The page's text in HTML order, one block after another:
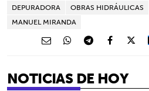
DEPURADORA
OBRAS HIDRÁULICAS
MANUEL MIRANDA
NOTICIAS DE HOY